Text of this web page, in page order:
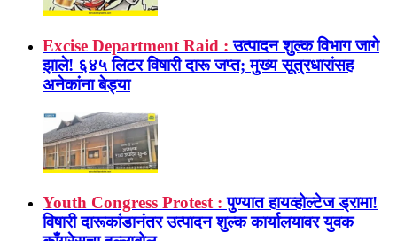
Excise Department Raid : उत्पादन शुल्क विभाग जागे
झाले! ६४५ लिटर विषारी दारू जप्त; मुख्य सूत्रधारांसह
अनेकांना बेड्या
Youth Congress Protest : पुण्यात हायव्होल्टेज ड्रामा!
विषारी दारूकांडानंतर उत्पादन शुल्क कार्यालयावर युवक